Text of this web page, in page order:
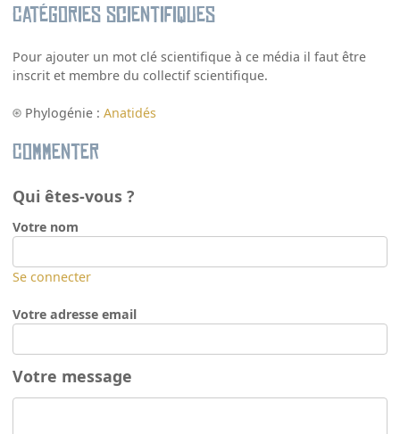
Catégories scientifiques
Pour ajouter un mot clé scientifique à ce média il faut être
inscrit et membre du collectif scientifique.
Phylogénie :Anatidés
Commenter
Qui êtes-vous ?
Votre nom
Se connecter
Votre adresse email
Votre message